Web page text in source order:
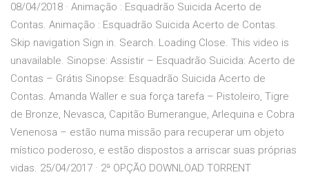
08/04/2018 · Animação : Esquadrão Suicida Acerto de
Contas. Animação : Esquadrão Suicida Acerto de Contas.
Skip navigation Sign in. Search. Loading Close. This video is
unavailable. Sinopse: Assistir – Esquadrão Suicida: Acerto de
Contas – Grátis Sinopse: Esquadrão Suicida Acerto de
Contas. Amanda Waller e sua força tarefa – Pistoleiro, Tigre
de Bronze, Nevasca, Capitão Bumerangue, Arlequina e Cobra
Venenosa – estão numa missão para recuperar um objeto
místico poderoso, e estão dispostos a arriscar suas próprias
vidas. 25/04/2017 · 2ª OPÇÃO DOWNLOAD TORRENT